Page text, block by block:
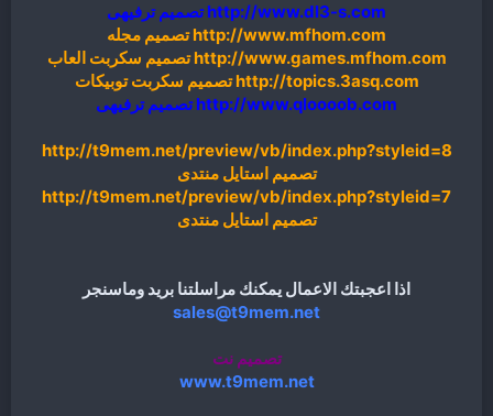
http://www.dl3-s.com تصميم ترفيهى
http://www.mfhom.com تصميم مجله
http://www.games.mfhom.com تصميم سكربت العاب
http://topics.3asq.com تصميم سكربت توبيكات
http://www.qloooob.com تصميم ترفيهى
http://t9mem.net/preview/vb/index.php?styleid=8
تصميم استايل منتدى
http://t9mem.net/preview/vb/index.php?styleid=7
تصميم استايل منتدى
اذا اعجبتك الاعمال يمكنك مراسلتنا بريد وماسنجر
sales@t9mem.net
تصميم نت
www.t9mem.net